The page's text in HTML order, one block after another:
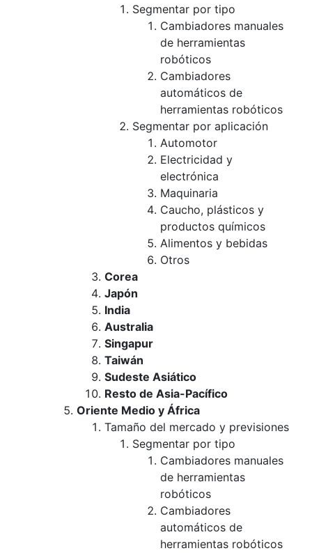
Segmentar por tipo
Cambiadores manuales
de herramientas
robóticos
Cambiadores
automáticos de
herramientas robóticos
Segmentar por aplicación
Automotor
Electricidad y
electrónica
Maquinaria
Caucho, plásticos y
productos químicos
Alimentos y bebidas
Otros
Corea
Japón
India
Australia
Singapur
Taiwán
Sudeste Asiático
Resto de Asia-Pacífico
Oriente Medio y África
Tamaño del mercado y previsiones
Segmentar por tipo
Cambiadores manuales
de herramientas
robóticos
Cambiadores
automáticos de
herramientas robóticos